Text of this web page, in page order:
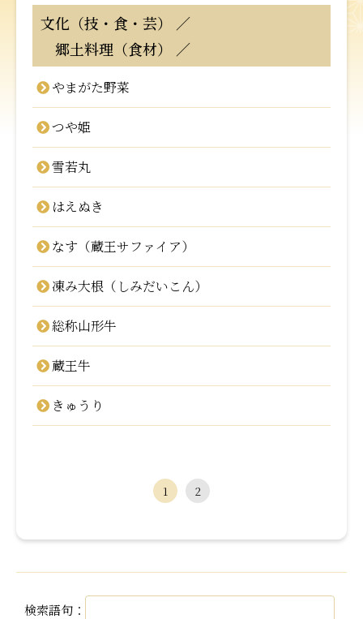
文化（技・食・芸）
郷土料理（食材）
やまがた野菜
つや姫
雪若丸
はえぬき
なす（蔵王サファイア）
凍み大根（しみだいこん）
総称山形牛
蔵王牛
きゅうり
1 2
検索語句：